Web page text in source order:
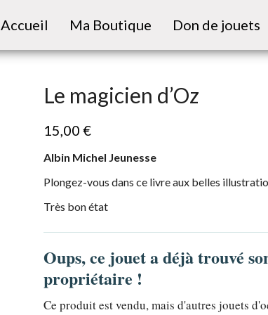
Accueil Ma Boutique Don de jouets
Le magicien d’Oz
15,00€
Albin Michel Jeunesse
Plongez-vous dans ce livre aux belles
Très bon état
Oups, ce jouet a déjà trouvé
propriétaire !
Ce produit est vendu, mais d'autres jouets